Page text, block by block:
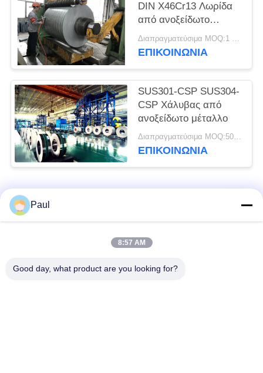
DIN X46Cr13 Λωρίδα
από ανοξείδωτο
χάλυβα ψυχρής
έλασης σε πηνίο
Διαπραγματεύσιμα MOQ:1 τόνος
ΕΠΙΚΟΙΝΩΝΊΑ
SUS301-CSP SUS304-
CSP Χάλυβας από
ανοξείδωτο μέταλλο
Διαπραγματεύσιμα MOQ:500 κλ
ΕΠΙΚΟΙΝΩΝΊΑ
Λαϊκή κατηγορία
Σκληραίνοντας
Paul
8:57 AM
Good day, what product are you looking for?